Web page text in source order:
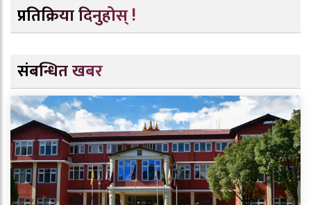
प्रतिक्रिया दिनुहोस् !
संबन्धित खबर